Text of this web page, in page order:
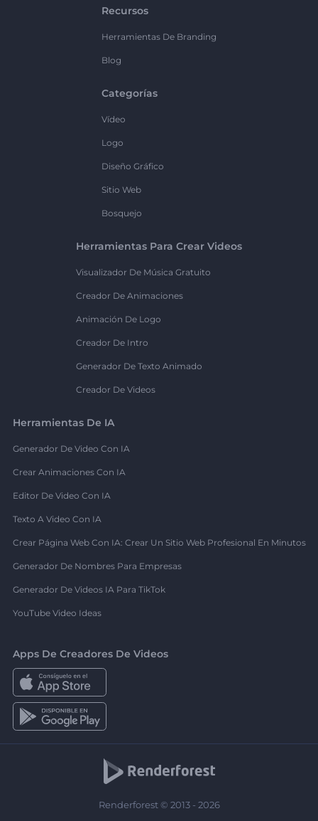
Recursos
Herramientas De Branding
Blog
Categorías
Vídeo
Logo
Diseño Gráfico
Sitio Web
Bosquejo
Herramientas Para Crear Videos
Visualizador De Música Gratuito
Creador De Animaciones
Animación De Logo
Creador De Intro
Generador De Texto Animado
Creador De Videos
Herramientas De IA
Generador De Video Con IA
Crear Animaciones Con IA
Editor De Video Con IA
Texto A Video Con IA
Crear Página Web Con IA: Crear Un Sitio Web Profesional En Minutos
Generador De Nombres Para Empresas
Generador De Videos IA Para TikTok
YouTube Video Ideas
Apps De Creadores De Videos
Renderforest © 2013 - 2026